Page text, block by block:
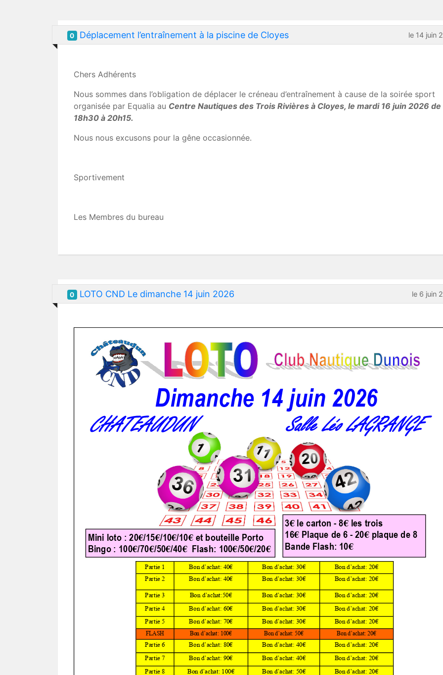
0 Déplacement l’entraînement à la piscine de Cloyes le 14 juin
Chers Adhérents
Nous sommes dans l’obligation de déplacer le créneau d’entraînement à cause de la soirée sport
organisée par Equalia au Centre Nautiques des Trois Rivières à Cloyes, le mardi 16 juin 2026 de
18h30 à 20h15.
Nous nous excusons pour la gêne occasionnée.
Sportivement
Les Membres du bureau
0 LOTO CND Le dimanche 14 juin 2026 le 6 juin